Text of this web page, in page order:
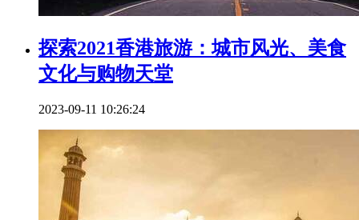
探索2021香港旅游：城市风光、美食
文化与购物天堂
2023-09-11 10:26:24